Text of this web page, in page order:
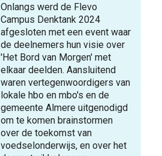
Onlangs werd de Flevo
Campus Denktank 2024
afgesloten met een event waar
de deelnemers hun visie over
'Het Bord van Morgen' met
elkaar deelden. Aansluitend
waren vertegenwoordigers van
lokale hbo en mbo's en de
gemeente Almere uitgenodigd
om te komen brainstormen
over de toekomst van
voedselonderwijs, en over het